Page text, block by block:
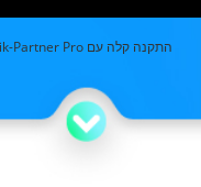
התקנה קלה עם Hik-Partner Pro